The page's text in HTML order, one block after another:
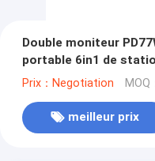
Double moniteur
portable 6in1 de
C
Prix：Negotiation MOQ
meilleur prix